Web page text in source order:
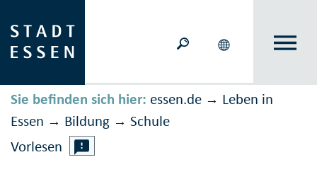
Sie befinden sich hier: essen.de → Leben in
Essen → Bildung → Schule
Vorlesen